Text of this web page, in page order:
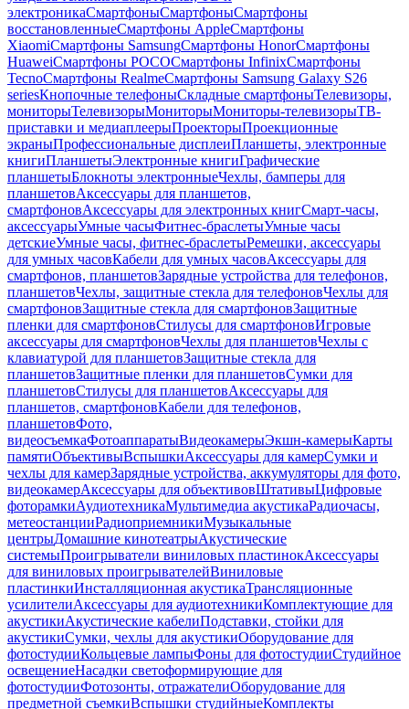
электроникаСмартфоныСмартфоныСмартфоны
восстановленныеСмартфоны AppleСмартфоны
XiaomiСмартфоны SamsungСмартфоны HonorСмартфоны
HuaweiСмартфоны POCOСмартфоны InfinixСмартфоны
TecnoСмартфоны RealmeСмартфоны Samsung Galaxy S26
seriesКнопочные телефоныСкладные смартфоныТелевизоры,
мониторыТелевизорыМониторыМониторы-телевизорыТВ-
приставки и медиаплеерыПроекторыПроекционные
экраныПрофессиональные дисплеиПланшеты, электронные
книгиПланшетыЭлектронные книгиГрафические
планшетыБлокноты электронныеЧехлы, бамперы для
планшетовАксессуары для планшетов,
смартфоновАксессуары для электронных книгСмарт-часы,
аксессуарыУмные часыФитнес-браслетыУмные часы
детскиеУмные часы, фитнес-браслетыРемешки, аксессуары
для умных часовКабели для умных часовАксессуары для
смартфонов, планшетовЗарядные устройства для телефонов,
планшетовЧехлы, защитные стекла для телефоновЧехлы для
смартфоновЗащитные стекла для смартфоновЗащитные
пленки для смартфоновСтилусы для смартфоновИгровые
аксессуары для смартфоновЧехлы для планшетовЧехлы с
клавиатурой для планшетовЗащитные стекла для
планшетовЗащитные пленки для планшетовСумки для
планшетовСтилусы для планшетовАксессуары для
планшетов, смартфоновКабели для телефонов,
планшетовФото,
видеосъемкаФотоаппаратыВидеокамерыЭкшн-камерыКарты
памятиОбъективыВспышкиАксессуары для камерСумки и
чехлы для камерЗарядные устройства, аккумуляторы для фото,
видеокамерАксессуары для объективовШтативыЦифровые
фоторамкиАудиотехникаМультимедиа акустикаРадиочасы,
метеостанцииРадиоприемникиМузыкальные
центрыДомашние кинотеатрыАкустические
системыПроигрыватели виниловых пластинокАксессуары
для виниловых проигрывателейВиниловые
пластинкиИнсталляционная акустикаТрансляционные
усилителиАксессуары для аудиотехникиКомплектующие для
акустикиАкустические кабелиПодставки, стойки для
акустикиСумки, чехлы для акустикиОборудование для
фотостудииКольцевые лампыФоны для фотостудииСтудийное
освещениеНасадки светоформирующие для
фотостудииФотозонты, отражателиОборудование для
предметной съемкиВспышки студийныеКомплекты